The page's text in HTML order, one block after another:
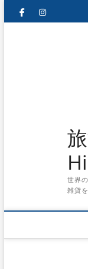
facebook
世界
雑貨